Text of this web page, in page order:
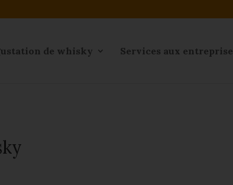
de whisky Services aux entreprise